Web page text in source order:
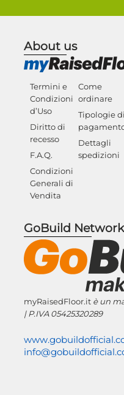
About us
Termini e
Condizioni
d’Uso
Diritto di
recesso
F.A.Q.
Condizioni
Generali di
Vendita
Come
ordinare
Tipologie di
Dettagli
spedizioni
GoBuild Network
myRaisedFloor.it è un
| P.IVA05425320289